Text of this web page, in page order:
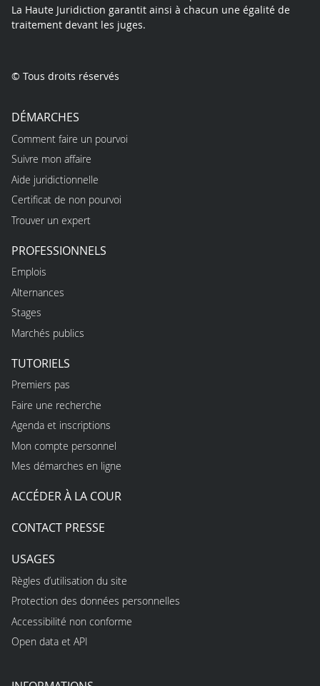
La Haute Juridiction garantit ainsi à chacun une égalité de
traitement devant les juges.
© Tous droits réservés
DÉMARCHES
Comment faire un pourvoi
Suivre mon affaire
Aide juridictionnelle
Certificat de non pourvoi
Trouver un expert
PROFESSIONNELS
Emplois
Alternances
Stages
Marchés publics
TUTORIELS
Premiers pas
Faire une recherche
Agenda et inscriptions
Mon compte personnel
Mes démarches en ligne
ACCÉDER À LA COUR
CONTACT PRESSE
USAGES
Règles d’utilisation du site
Protection des données personnelles
Accessibilité non conforme
Open data et API